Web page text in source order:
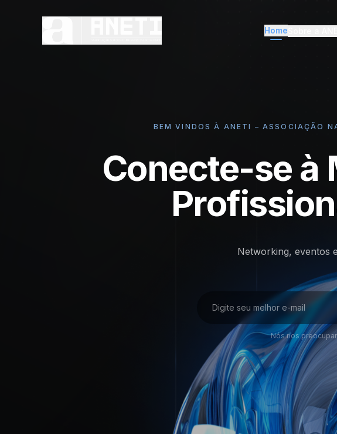
Home
BEM VINDOS À ANETI – ASSOCIAÇÃO
Conecte-se à
Networking, eventos
Nós nos